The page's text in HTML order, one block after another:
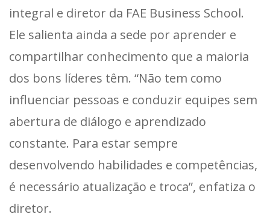
integral e diretor da FAE Business School.
Ele salienta ainda a sede por aprender e
compartilhar conhecimento que a maioria
dos bons líderes têm. “Não tem como
influenciar pessoas e conduzir equipes sem
abertura de diálogo e aprendizado
constante. Para estar sempre
desenvolvendo habilidades e competências,
é necessário atualização e troca”, enfatiza o
diretor.